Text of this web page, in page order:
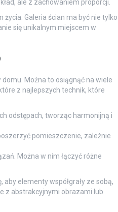
ale z zachowaniem proporcji.
Galeria ścian ma być nie tylko
się unikalnym miejscem w
Można to osiągnąć na wiele
z najlepszych technik, które
odstępach, tworząc harmonijną i
pomieszczenie, zależnie
Można w nim łączyć różne
elementy współgrały ze sobą,
z abstrakcyjnymi obrazami lub